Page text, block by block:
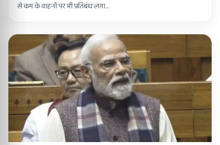
से कम के वाहनों पर भी प्रतिबंध लगा…